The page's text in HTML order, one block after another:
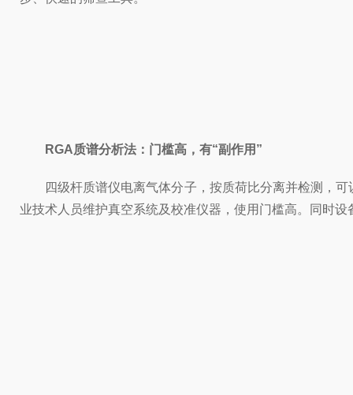
RGA质谱分析法：门槛高，有“副作用”
四级杆质谱仪电离气体分子，按质荷比分离并检测，
业技术人员维护真空系统及校准仪器，使用门槛高。同时